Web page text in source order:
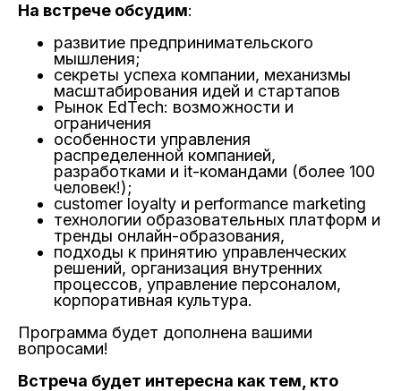
На встрече обсудим:
развитие предпринимательского
мышления;
секреты успеха компании, механизмы
масштабирования идей и стартапов
Рынок EdTech: возможности и
ограничения
особенности управления
распределенной компанией,
разработками и it-командами (более 100
человек!);
customer loyalty и performance marketing
технологии образовательных платформ и
тренды онлайн-образования,
подходы к принятию управленческих
решений, организация внутренних
процессов, управление персоналом,
корпоративная культура.
Программа будет дополнена вашими
вопросами!
Встреча будет интересна как тем, кто